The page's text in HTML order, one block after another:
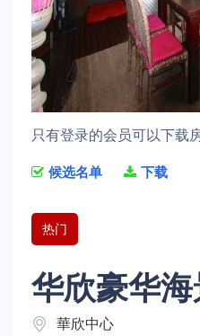
只有登录的会员可以下载
候选名单 下载
热门
华欣豪华
華欣中心